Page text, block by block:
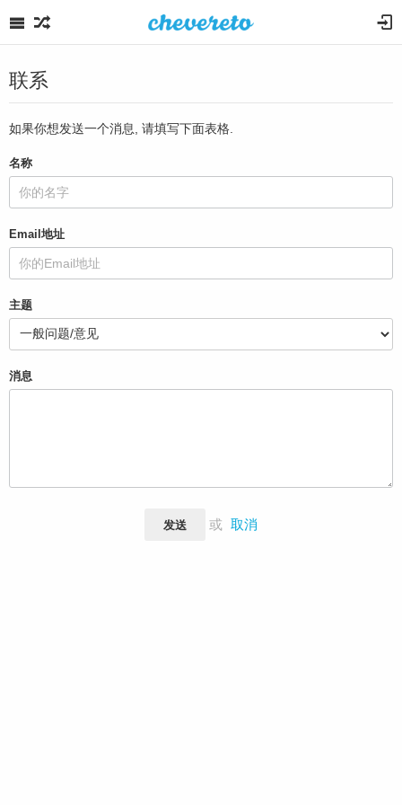
联系
如果你想发送一个消息, 请填写下面表格.
名称
Email地址
主题
消息
发送 或 取消